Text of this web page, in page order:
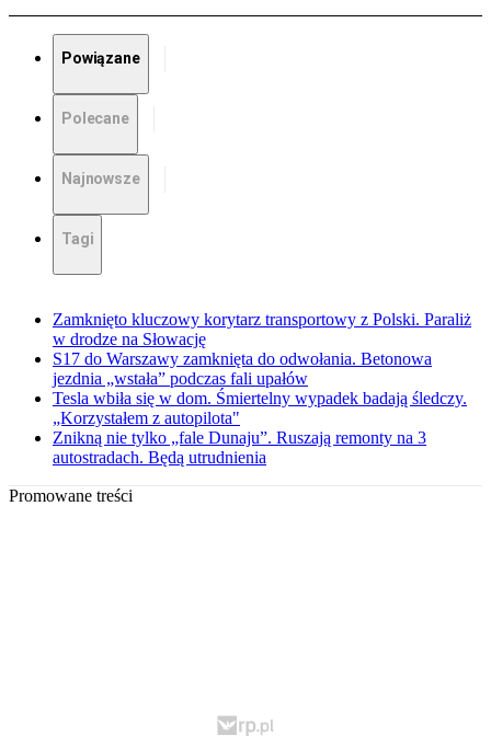
Powiązane
Polecane
Najnowsze
Tagi
Zamknięto kluczowy korytarz transportowy z Polski. Paraliż
w drodze na Słowację
S17 do Warszawy zamknięta do odwołania. Betonowa
jezdnia „wstała” podczas fali upałów
Tesla wbiła się w dom. Śmiertelny wypadek badają śledczy.
„Korzystałem z autopilota"
Znikną nie tylko „fale Dunaju”. Ruszają remonty na 3
autostradach. Będą utrudnienia
Promowane treści